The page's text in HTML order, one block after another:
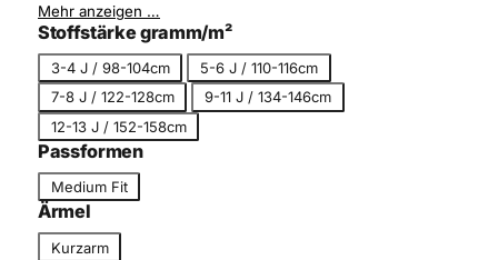
a
m
e
Mehr anzeigen …
Stoffstärke gramm/m²
r
ö
ß
e
3-4 J / 98-104cm
5-6 J / 110-116cm
7-8 J / 122-128cm
9-11 J / 134-146cm
12-13 J / 152-158cm
Passformen
a
s
Medium Fit
Ärmel
Kurzarm